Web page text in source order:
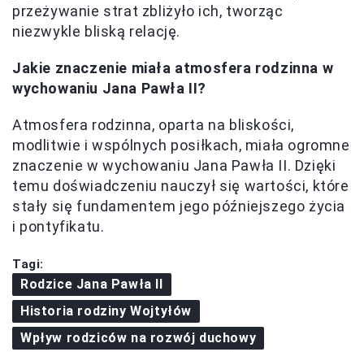
przeżywanie strat zbliżyło ich, tworząc
niezwykle bliską relację.
Jakie znaczenie miała atmosfera rodzinna w
wychowaniu Jana Pawła II?
Atmosfera rodzinna, oparta na bliskości,
modlitwie i wspólnych posiłkach, miała ogromne
znaczenie w wychowaniu Jana Pawła II. Dzięki
temu doświadczeniu nauczył się wartości, które
stały się fundamentem jego późniejszego życia
i pontyfikatu.
Tagi:
Rodzice Jana Pawła II
Historia rodziny Wojtyłów
Wpływ rodziców na rozwój duchowy